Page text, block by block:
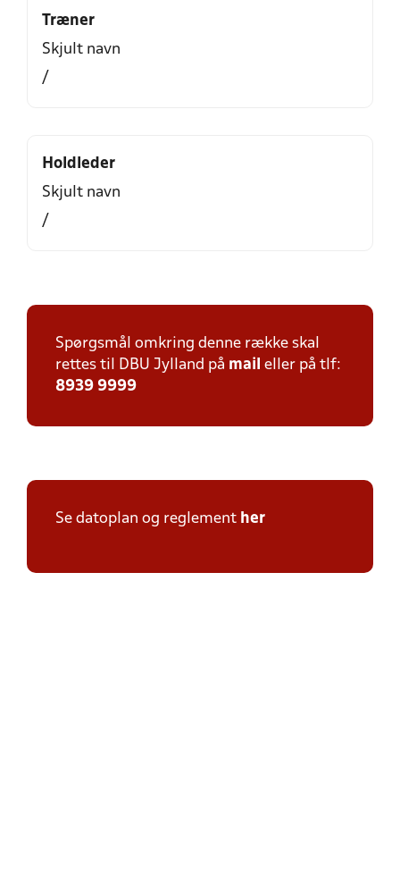
Træner
Skjult navn
/
Holdleder
Skjult navn
/
Spørgsmål omkring denne række skal
rettes til DBU Jylland på mail eller på tlf:
8939 9999
Se datoplan og reglement her